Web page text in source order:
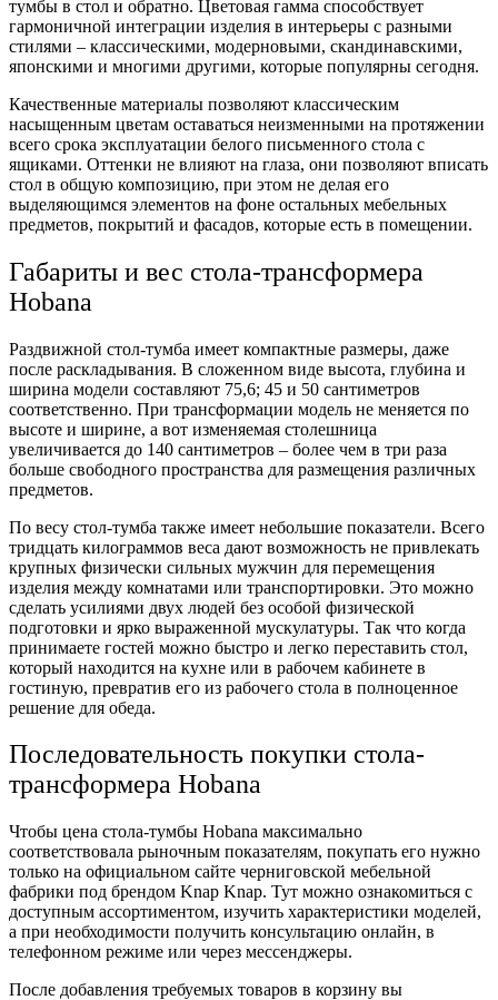
тумбы в стол и обратно. Цветовая гамма способствует
гармоничной интеграции изделия в интерьеры с разными
стилями – классическими, модерновыми, скандинавскими,
японскими и многими другими, которые популярны сегодня.
Качественные материалы позволяют классическим
насыщенным цветам оставаться неизменными на протяжении
всего срока эксплуатации белого письменного стола с
ящиками. Оттенки не влияют на глаза, они позволяют вписать
стол в общую композицию, при этом не делая его
выделяющимся элементов на фоне остальных мебельных
предметов, покрытий и фасадов, которые есть в помещении.
Габариты и вес стола-трансформера
Hobana
Раздвижной стол-тумба имеет компактные размеры, даже
после раскладывания. В сложенном виде высота, глубина и
ширина модели составляют 75,6; 45 и 50 сантиметров
соответственно. При трансформации модель не меняется по
высоте и ширине, а вот изменяемая столешница
увеличивается до 140 сантиметров – более чем в три раза
больше свободного пространства для размещения различных
предметов.
По весу стол-тумба также имеет небольшие показатели. Всего
тридцать килограммов веса дают возможность не привлекать
крупных физически сильных мужчин для перемещения
изделия между комнатами или транспортировки. Это можно
сделать усилиями двух людей без особой физической
подготовки и ярко выраженной мускулатуры. Так что когда
принимаете гостей можно быстро и легко переставить стол,
который находится на кухне или в рабочем кабинете в
гостиную, превратив его из рабочего стола в полноценное
решение для обеда.
Последовательность покупки стола-
трансформера Hobana
Чтобы цена стола-тумбы Hobana максимально
соответствовала рыночным показателям, покупать его нужно
только на официальном сайте черниговской мебельной
фабрики под брендом Knap Knap. Тут можно ознакомиться с
доступным ассортиментом, изучить характеристики моделей,
а при необходимости получить консультацию онлайн, в
телефонном режиме или через мессенджеры.
После добавления требуемых товаров в корзину вы